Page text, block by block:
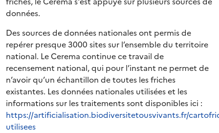
données.
Des sources de données nationales ont permis de
repérer presque 3000 sites sur l’ensemble du territoire
national. Le Cerema continue ce travail de
recensement national, qui pour l’instant ne permet de
n’avoir qu’un échantillon de toutes les friches
existantes. Les données nationales utilisées et les
informations sur les traitements sont disponibles ici :
https://artificialisation.biodiversitetousvivants.fr/
utilisees